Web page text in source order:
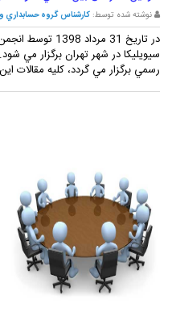
نوشته شده توسط: کارشناس گروه حسابداري
در تاريخ 31
سيويليکا در شهر تهران برگزار مي
رسمي برگزار مي گردد، کليه مقالات